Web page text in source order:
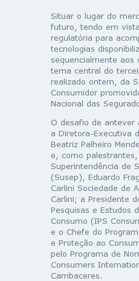
Situar o lugar do
futuro, tendo em
regulatória para
tecnologias
sequencialmente aos
tema central do
realizado ontem, da
Consumidor
Nacional das
O desafio de antever
a Diretora-Executiva
Beatriz Palheiro
e, como
Superintendência de
(Susep), Eduardo
Carlini Sociedade de
Carlini; a Presidente
Pesquisas e Estudos
Consumo (IPS
e o Chefe do
e Proteção ao
pelo Programa de
Consumers
Cambaceres.